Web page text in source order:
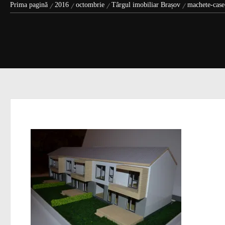
Prima pagină 2016 octombrie Târgul imobiliar Brașov machete-